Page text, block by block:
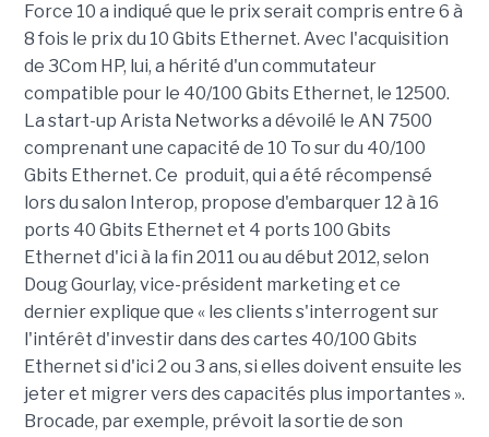
Force 10 a indiqué que le prix serait compris entre 6 à
8 fois le prix du 10 Gbits Ethernet. Avec l'acquisition
de 3Com HP, lui, a hérité d'un commutateur
compatible pour le 40/100 Gbits Ethernet, le 12500.
La start-up Arista Networks a dévoilé le AN 7500
comprenant une capacité de 10 To sur du 40/100
Gbits Ethernet. Ce produit, qui a été récompensé
lors du salon Interop, propose d'embarquer 12 à 16
ports 40 Gbits Ethernet et 4 ports 100 Gbits
Ethernet d'ici à la fin 2011 ou au début 2012, selon
Doug Gourlay, vice-président marketing et ce
dernier explique que « les clients s'interrogent sur
l'intérêt d'investir dans des cartes 40/100 Gbits
Ethernet si d'ici 2 ou 3 ans, si elles doivent ensuite les
jeter et migrer vers des capacités plus importantes ».
Brocade, par exemple, prévoit la sortie de son